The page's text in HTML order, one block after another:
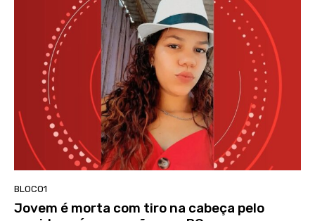
BLOCO1
Jovem é morta com tiro na cabeça pelo